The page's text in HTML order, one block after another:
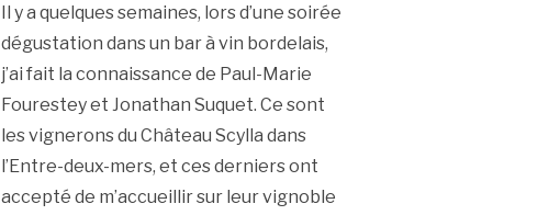
Il y a quelques semaines, lors d’une soirée
dégustation dans un bar à vin bordelais,
j’ai fait la connaissance de Paul-Marie
Fourestey et Jonathan Suquet. Ce sont
les vignerons du Château Scylla dans
l’Entre-deux-mers, et ces derniers ont
accepté de m’accueillir sur leur vignoble